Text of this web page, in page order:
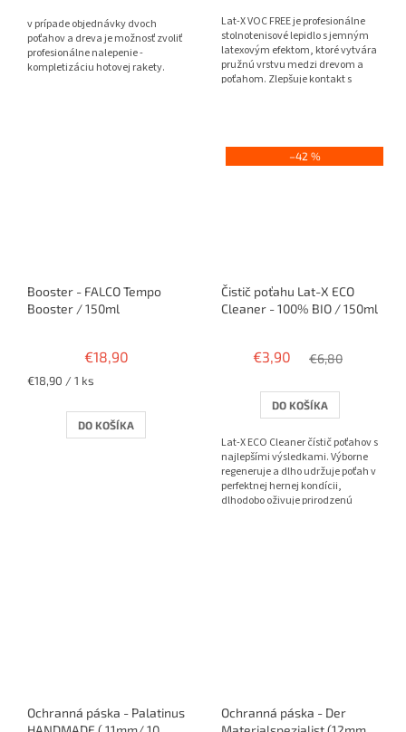
hviezdičiek.
v prípade objednávky dvoch
poťahov a dreva je možnosť zvoliť
profesionálne nalepenie -
kompletizáciu hotovej rakety.
Lat-X VOC FREE je profesionálne
stolnotenisové lepidlo s jemným
latexovým efektom, ktoré vytvára
pružnú vrstvu medzi drevom a
poťahom. Zlepšuje kontakt s
Booster - FALCO Tempo
Booster / 150ml
€18,90
Jednotková
€18,90 / 1 ks
DO KOŠÍKA
–42 %
Čistič poťahu Lat-X ECO
Cleaner - 100% BIO / 150ml
€3,90 €6,80
DO KOŠÍKA
Lat-X ECO Cleaner čístič poťahov s
najlepšími výsledkami. Výborne
regeneruje a dlho udržuje poťah v
perfektnej hernej kondícii,
dlhodobo oživuje prirodzenú
Ochranná páska - Palatinus
Ochranná páska - Der